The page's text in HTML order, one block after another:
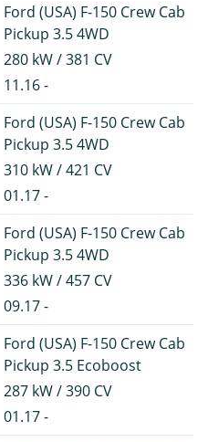
Ford (USA) F-150 Crew Cab
Pickup 3.5 4WD
280 kW / 381 CV
11.16 -
Ford (USA) F-150 Crew Cab
Pickup 3.5 4WD
310 kW / 421 CV
01.17 -
Ford (USA) F-150 Crew Cab
Pickup 3.5 4WD
336 kW / 457 CV
09.17 -
Ford (USA) F-150 Crew Cab
Pickup 3.5 Ecoboost
287 kW / 390 CV
01.17 -